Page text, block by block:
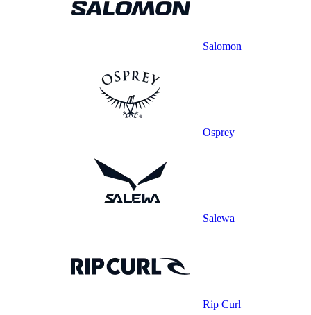
Salomon
Osprey
Salewa
Rip Curl